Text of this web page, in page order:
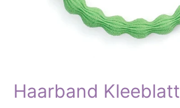
Haarband Kleeblatt